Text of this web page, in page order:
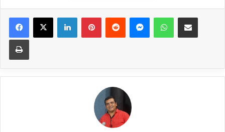
Facebook
X LinkedInPinterestReddit MessengerWhatsAppCompartir vía correo
Imprimir